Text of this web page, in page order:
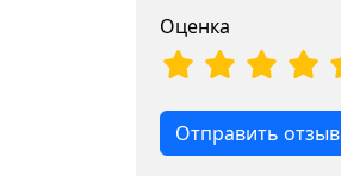
Оценка
Отправить отзыв